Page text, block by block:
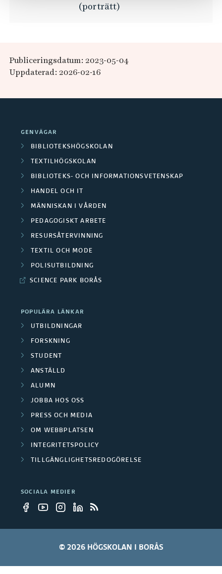
(porträtt)
Publiceringsdatum: 2023-05-04
Uppdaterad: 2026-02-16
GENVÄGAR
BIBLIOTEKSHÖGSKOLAN
TEXTILHÖGSKOLAN
BIBLIOTEKS- OCH INFORMATIONSVETENSKAP
HANDEL OCH IT
MÄNNISKAN I VÅRDEN
PEDAGOGISKT ARBETE
RESURSÅTERVINNING
TEXTIL OCH MODE
POLISUTBILDNING
SCIENCE PARK BORÅS
POPULÄRA LÄNKAR
UTBILDNINGAR
FORSKNING
STUDENT
ANSTÄLLD
ALUMN
JOBBA HOS OSS
PRESS OCH MEDIA
OM WEBBPLATSEN
INTEGRITETSPOLICY
TILLGÄNGLIGHETSREDOGÖRELSE
SOCIALA MEDIER
© 2026 HÖGSKOLAN I BORÅS